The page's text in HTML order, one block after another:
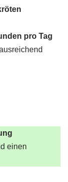
pro Tag
einen